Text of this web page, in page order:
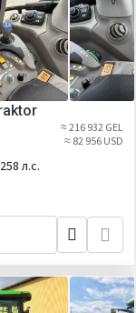
≈ 216 932 GEL
≈ 82 956 USD
258 л.с.